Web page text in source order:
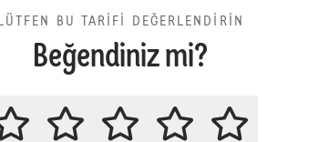
LÜTFEN BU TARİFİ DEĞERLENDİRİN
Beğendiniz mi?
LÜTFEN BU TARİFİ